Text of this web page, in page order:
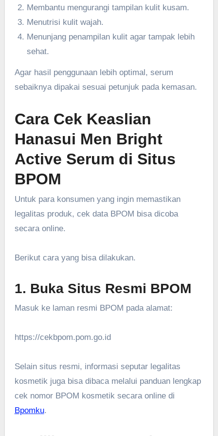
Membantu mengurangi tampilan kulit kusam.
Menutrisi kulit wajah.
Menunjang penampilan kulit agar tampak lebih
sehat.
Agar hasil penggunaan lebih optimal, serum
sebaiknya dipakai sesuai petunjuk pada kemasan.
Cara Cek Keaslian
Hanasui Men Bright
Active Serum di Situs
BPOM
Untuk para konsumen yang ingin memastikan
legalitas produk, cek data BPOM bisa dicoba
secara online.
Berikut cara yang bisa dilakukan.
1. Buka Situs Resmi BPOM
Masuk ke laman resmi BPOM pada alamat:
https://cekbpom.pom.go.id
Selain situs resmi, informasi seputar legalitas
kosmetik juga bisa dibaca melalui panduan lengkap
cek nomor BPOM kosmetik secara online di
Bpomku.